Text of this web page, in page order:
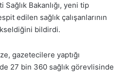
Bakanlığı, yeni tip
edilen sağlık çalışanlarının
bildirdi.
gazetecilere yaptığı
27 bin 360 sağlık görevlisinde